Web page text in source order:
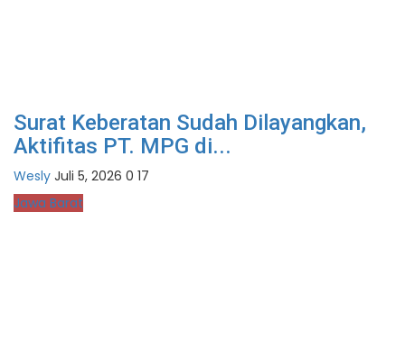
Surat Keberatan Sudah Dilayangkan,
Aktifitas PT. MPG di...
Wesly Juli 5, 2026 0 17
Jawa Barat